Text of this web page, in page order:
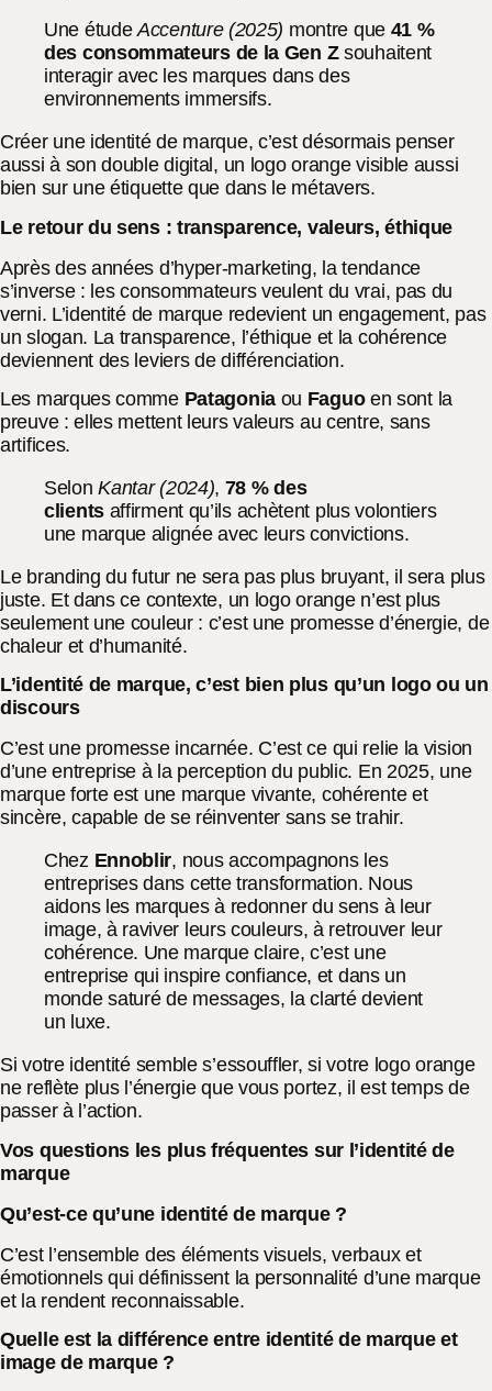
Une étudeAccenture (2025) montre que 41 %
des consommateurs de la Gen Zsouhaitent
interagir avec les marques dans des
environnements immersifs.
Créer une identité de marque, c’est désormais penser
aussi à son double digital, un logo orange visible aussi
bien sur une étiquette que dans le métavers.
Le retour du sens : transparence, valeurs, éthique
Après des années d’hyper-marketing, la tendance
s’inverse : les consommateurs veulent du vrai, pas du
verni. L’identité de marque redevient un engagement, pas
un slogan. La transparence, l’éthique et la cohérence
deviennent des leviers de différenciation.
Les marques comme Patagoniaou Faguoen sont la
preuve : elles mettent leurs valeurs au centre, sans
artifices.
SelonKantar (2024), 78 % des
clientsaffirment qu’ils achètent plus volontiers
une marque alignée avec leurs convictions.
Le branding du futur ne sera pas plus bruyant, il sera plus
juste. Et dans ce contexte, un logo orange n’est plus
seulement une couleur : c’est une promesse d’énergie, de
chaleur et d’humanité.
L’identité de marque, c’est bien plus qu’un logo ou un
discours
C’est une promesse incarnée. C’est ce qui relie la vision
d’une entreprise à la perception du public. En 2025, une
marque forte est une marque vivante, cohérente et
sincère, capable de se réinventer sans se trahir.
Chez Ennoblir, nous accompagnons les
entreprises dans cette transformation. Nous
aidons les marques à redonner du sens à leur
image, à raviver leurs couleurs, à retrouver leur
cohérence. Une marque claire, c’est une
entreprise qui inspire confiance, et dans un
monde saturé de messages, la clarté devient
un luxe.
Si votre identité semble s’essouffler, si votre logo orange
ne reflète plus l’énergie que vous portez, il est temps de
passer à l’action.
Vos questions les plus fréquentes sur l’identité de
marque
Qu’est-ce qu’une identité de marque ?
C’est l’ensemble des éléments visuels, verbaux et
émotionnels qui définissent la personnalité d’une marque
et la rendent reconnaissable.
Quelle est la différence entre identité de marque et
image de marque ?